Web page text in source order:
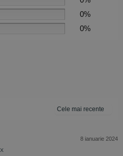
0%
0%
8 ianuarie 2024